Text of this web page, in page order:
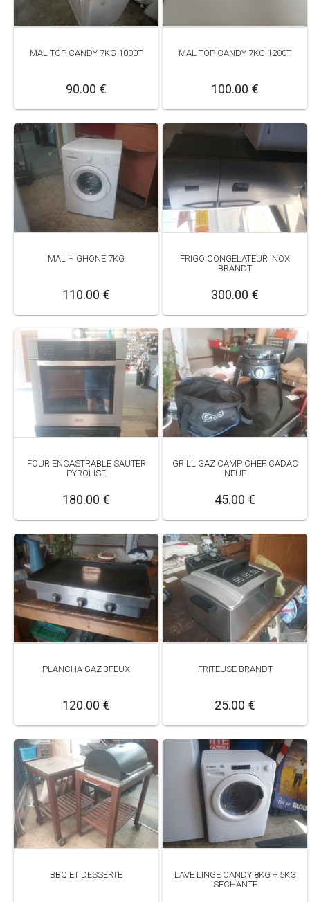
MAL TOP CANDY 7KG 1000T
90.00 €
MAL TOP CANDY 7KG 1200T
100.00 €
MAL HIGHONE 7KG
110.00 €
FRIGO CONGELATEUR INOX
BRANDT
300.00 €
FOUR ENCASTRABLE SAUTER
PYROLISE
180.00 €
GRILL GAZ CAMP CHEF CADAC
NEUF
45.00 €
PLANCHA GAZ 3FEUX
120.00 €
FRITEUSE BRANDT
25.00 €
BBQ ET DESSERTE
LAVE LINGE CANDY 8KG + 5KG
SECHANTE